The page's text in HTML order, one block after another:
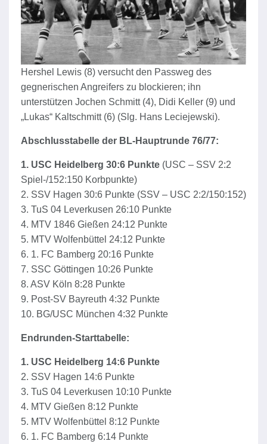
Hershel Lewis (8) versucht den Passweg des
gegnerischen Angreifers zu blockieren; ihn
unterstützen Jochen Schmitt (4), Didi Keller (9) und
„Lukas“ Kaltschmitt (6) (Slg. Hans Leciejewski).
Abschlusstabelle der BL-Hauptrunde 76/77:
1. USC Heidelberg 30:6 Punkte (USC – SSV 2:2
Spiel-/152:150 Korbpunkte)
2. SSV Hagen 30:6 Punkte (SSV – USC 2:2/150:152)
3. TuS 04 Leverkusen 26:10 Punkte
4. MTV 1846 Gießen 24:12 Punkte
5. MTV Wolfenbüttel 24:12 Punkte
6. 1. FC Bamberg 20:16 Punkte
7. SSC Göttingen 10:26 Punkte
8. ASV Köln 8:28 Punkte
9. Post-SV Bayreuth 4:32 Punkte
10. BG/USC München 4:32 Punkte
Endrunden-Starttabelle:
1. USC Heidelberg 14:6 Punkte
2. SSV Hagen 14:6 Punkte
3. TuS 04 Leverkusen 10:10 Punkte
4. MTV Gießen 8:12 Punkte
5. MTV Wolfenbüttel 8:12 Punkte
6. 1. FC Bamberg 6:14 Punkte